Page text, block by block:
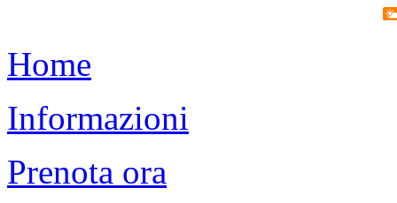
Home
Informazioni
Prenota ora